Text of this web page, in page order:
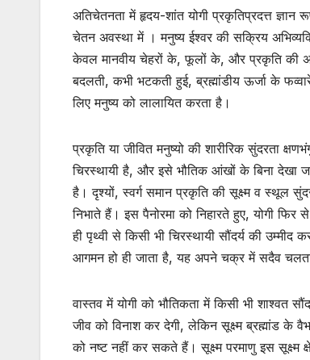
अतिचेतनता में हृदय-शांत योगी प्रकृतिप्रदत्त
चेतन अवस्था में । मनुष्य ईश्वर की सक्रिय
केवल मानवीय चेहरों के, फूलों के, और प्रकृति की
बदलती, कभी भटकती हुई, ब्रह्मांडीय ऊर्जा के
लिए मनुष्य को लालायित करता है।
प्रकृति या जीवित मनुष्यो की शारीरिक सुंदरता
चिरस्थायी है, और इसे भौतिक आंखों के बिना देखा
है। दृश्यों, स्वर्ग समान प्रकृति की सूक्ष्म व स्थूल
निभाते हैं। इस पैनोरमा को निहारते हुए, योगी
ही पृथ्वी से किसी भी चिरस्थायी सौंदर्य की
आगमन हो ही जाता है, यह अपने चक्र में सदैव
वास्तव में योगी को भौतिकता में किसी भी शाश्वत
जीव को विनाश कर देगी, लेकिन सूक्ष्म ब्रह्मांड के
को नष्ट नहीं कर सकते हैं। सूक्ष्म परमाणु इस